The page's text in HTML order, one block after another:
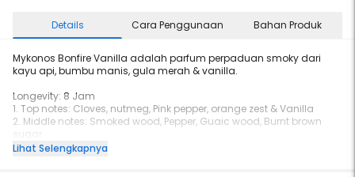
Details Cara Penggunaan Bahan Produk
Mykonos Bonfire Vanilla adalah parfum perpaduan smoky dari
kayu api, bumbu manis, gula merah & vanilla.
Longevity: 8 Jam
1. Top notes: Cloves, nutmeg, Pink pepper, orange zest & Vanilla
2. Middle notes: Smoked wood, Pepper, Guaic wood, Burnt brown
3. Base notes: Smoked Wood, Vanilla, marshmallow, caramel
Lihat Selengkapnya